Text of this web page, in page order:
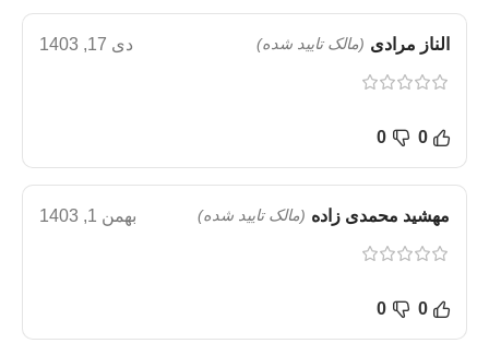
الناز مرادی (مالک تایید شده) دی 17, 1403
0
0
مهشید محمدی زاده (مالک تایید شده) بهمن 1, 1403
0
0